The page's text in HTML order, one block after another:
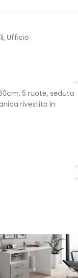
, Ufficio
5 ruote, seduta
rivestita in